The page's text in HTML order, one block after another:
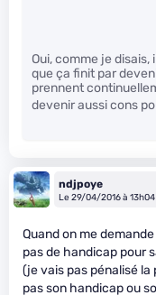
Oui, comme je disais,
que ça finit par
prennent
devenir aussi cons
ndjpoye
Le 29/04/2016 à 13h04
Quand on me
pas de handicap pour
(je vais pas pénalisé
pas son handicap ou